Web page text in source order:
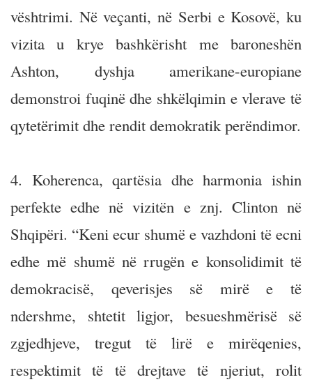
vështrimi. Në veçanti, në Serbi e Kosovë, ku
vizita u krye bashkërisht me baroneshën
Ashton, dyshja amerikane-europiane
demonstroi fuqinë dhe shkëlqimin e vlerave të
qytetërimit dhe rendit demokratik perëndimor.
4. Koherenca, qartësia dhe harmonia ishin
perfekte edhe në vizitën e znj. Clinton në
Shqipëri. “Keni ecur shumë e vazhdoni të ecni
edhe më shumë në rrugën e konsolidimit të
demokracisë, qeverisjes së mirë e të
ndershme, shtetit ligjor, besueshmërisë së
zgjedhjeve, tregut të lirë e mirëqenies,
respektimit të të drejtave të njeriut, rolit